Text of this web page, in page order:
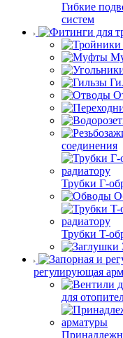
Гибкие
систем
соединения
Трубки Г-
Трубки T-
регулирующая
для